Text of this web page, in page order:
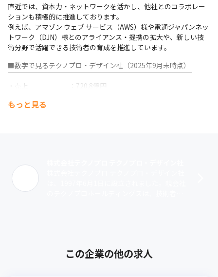
■特徴
￣￣￣￣
１）業界売上No.1（※）企業ならではの最適配属
株式会社テクノプロホールディングスには、業界で売上
No.1（2024年6月末実績 1,887億円※）の実績があります。
その信頼性から常時1,000以上の案件を保有しており、また上流工
程が68%を占めているため、経験や希望に合った最適配属が可能
です（2024年6月末時点）。
２）幅広く整った教育・研修制度による、継続的なスキルアップ
当社は「技術職の成長が会社の成長」をスローガンに抱え、社員
３）明確な評価・報酬制度
エンジニア社員のマーケットバリュー向上を促進・支援してお
※矢野経済研究所『人材ビジネスの現状と展望2022年版』におけ
る技術者派遣事業者ランキングに基づく
直近では、資本力・ネットワークを活かし、他社とのコラボレー
ションも積極的に推進しております。
例えば、アマゾン ウェブ サービス（AWS）様や電通ジャパンネッ
トワーク（DJN）様とのアライアンス・提携の拡大や、新しい技
術分野で活躍できる技術者の育成を推進しています。
■数字で見るテクノプロ・デザイン社（2025年9月末時点）
￣￣￣￣￣￣￣￣￣￣￣￣￣￣￣￣￣￣￣￣￣￣￣￣￣￣￣
・売上　　　　　　：720.8億円
・拠点数（国内）　：本社、営業拠点32、受託開発センター
・有給取得日数　　：15.1日
・研修受講人数　　：140,874名
・男性育休取得率：57％
・デンソーグループ
もっと見る
この企業の他の求人